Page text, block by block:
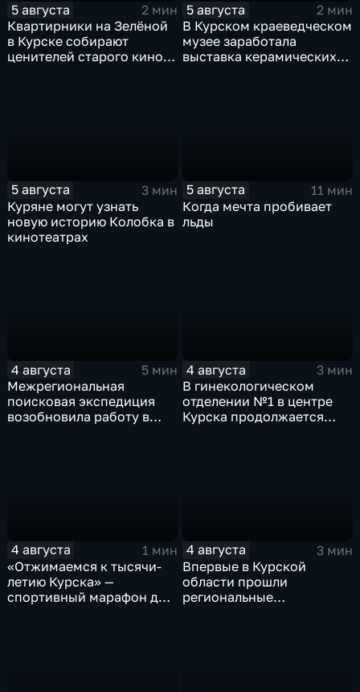
5 августа
2 мин
Квартирники на Зелёной
в Курске собирают
ценителей старого кино
5 августа
2 мин
В Курском краеведческом
музее заработала
выставка керамических
5 августа
3 мин
Куряне могут узнать
новую историю Колобка в
кинотеатрах
5 августа
11 мин
Когда мечта пробивает
льды
4 августа
5 мин
Межрегиональная
поисковая экспедиция
возобновила работу в
4 августа
3 мин
В гинекологическом
отделении №1 в центре
Курска продолжается
4 августа
1 мин
«Отжимаемся к тысячи-
летию Курска» —
спортивный марафон для
4 августа
3 мин
Впервые в Курской
области прошли
региональные